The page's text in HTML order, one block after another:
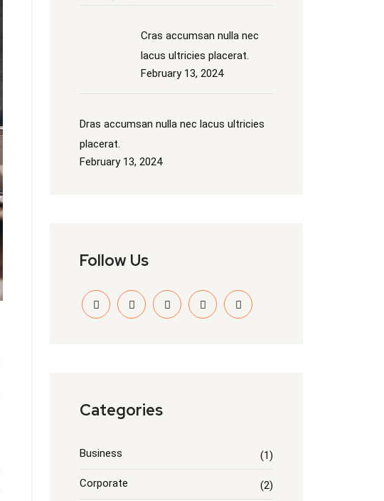
Cras accumsan nulla nec
lacus ultricies placerat.
February 13, 2024
Dras accumsan nulla nec lacus ultricies
placerat.
February 13, 2024
Follow Us
Categories
Business (1)
Corporate (2)